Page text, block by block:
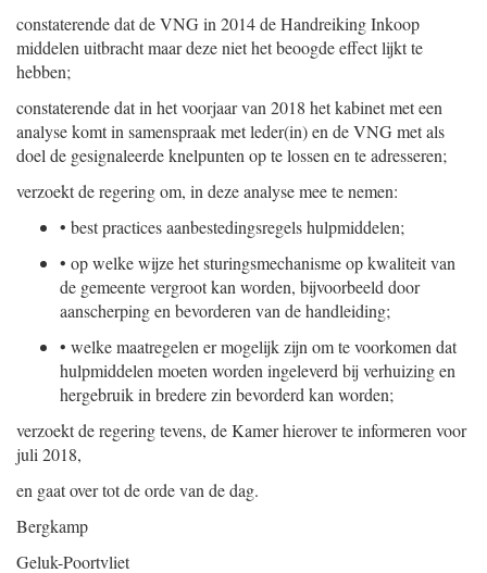
constaterende dat de VNG in 2014 de Handreiking Inkoop
middelen uitbracht maar deze niet het beoogde effect lijkt te
hebben;
constaterende dat in het voorjaar van 2018 het kabinet met een
analyse komt in samenspraak met leder(in) en de VNG met als
doel de gesignaleerde knelpunten op te lossen en te adresseren;
verzoekt de regering om, in deze analyse mee te nemen:
• best practices aanbestedingsregels hulpmiddelen;
• op welke wijze het sturingsmechanisme op kwaliteit van
de gemeente vergroot kan worden, bijvoorbeeld door
aanscherping en bevorderen van de handleiding;
• welke maatregelen er mogelijk zijn om te voorkomen dat
hulpmiddelen moeten worden ingeleverd bij verhuizing en
hergebruik in bredere zin bevorderd kan worden;
verzoekt de regering tevens, de Kamer hierover te informeren voor
juli 2018,
en gaat over tot de orde van de dag.
Bergkamp
Geluk-Poortvliet